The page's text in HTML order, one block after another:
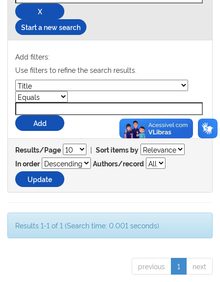
Start a new search
Add filters:
Use filters to refine the search results.
Results/Page | Sort items by
In order
Authors/record
Results 1-1 of 1 (Search time: 0.001 seconds).
previous 1 next